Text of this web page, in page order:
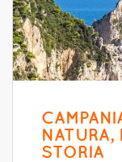
NATURA,
STORIA